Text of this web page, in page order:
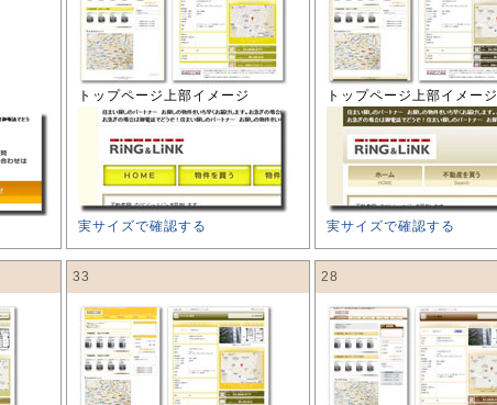
トップページ上部イメージ
実サイズで確認する
トップページ上部イメージ
実サイズで確認する
33 28